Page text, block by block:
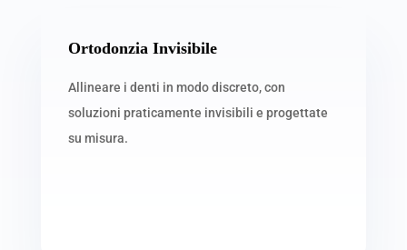
Ortodonzia Invisibile
Allineare i denti in modo discreto, con
soluzioni praticamente invisibili e progettate
su misura.